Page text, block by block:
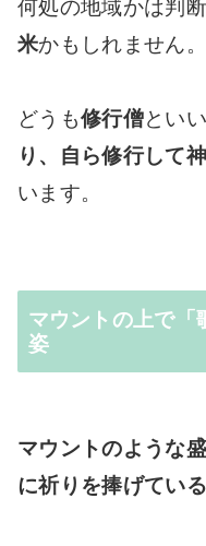
何処の地域かは判
米かもしれません。
どうも修行僧とい
り、自ら修行して
います。
マウントの上で「
姿
マウントのような
に祈りを捧げてい